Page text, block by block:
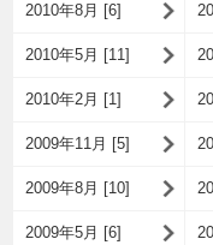
2010年8月 [6]
2010年5月 [11]
2010年2月 [1]
2009年11月 [5]
2009年8月 [10]
2009年5月 [6]